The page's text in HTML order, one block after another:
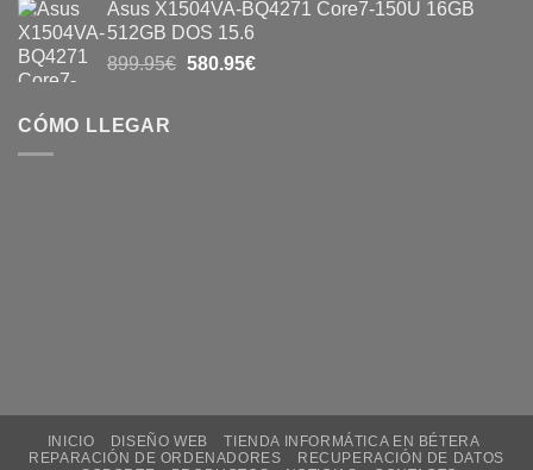
Asus X1504VA-BQ4271 Core7-150U 16GB
512GB DOS 15.6
899.95€ 580.95€
CÓMO LLEGAR
INICIO DISEÑO WEB
TIENDA INFORMÁTICA EN BÉTERA
REPARACIÓN DE ORDENADORES
RECUPERACIÓN DE DATOS